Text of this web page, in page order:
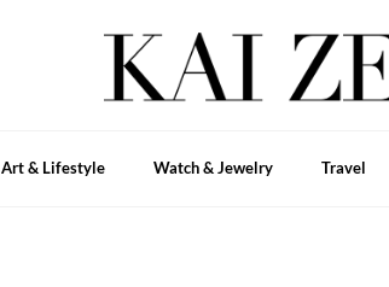
Art & Lifestyle Watch & Jewelry Travel